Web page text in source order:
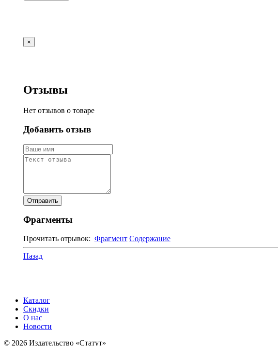
×
Отзывы
Нет отзывов о товаре
Добавить отзыв
Фрагменты
Прочитать отрывок: Фрагмент Содержание
Назад
Каталог
Скидки
О нас
Новости
© 2026 Издательство «Статут»